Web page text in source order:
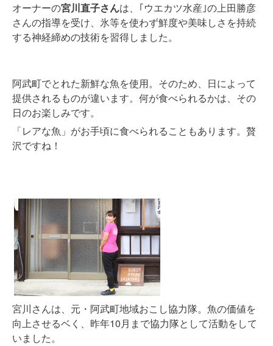
オーナーの宮川直子さんは、｢ウエカツ水産｣の上田勝彦
さんの指導を受け、氷等を使わず鮮度や美味しさを持続
する神経締めの技術を習得しました。
阿武町でとれた新鮮な魚を使用。そのため、日によって
提供されるものが違います。何が食べられるかは、その
日のお楽しみです。
「レアな魚」がお手頃に食べられることもあります。贅
沢ですね！
宮川さんは、元・阿武町地域おこし協力隊。魚の価値を
向上させるベく、昨年10月まで協力隊として活動をして
いました。